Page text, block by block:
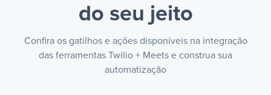
do seu jeito
Confira os gatilhos e ações disponíveis na integração
das ferramentas Twilio + Meets e construa sua
automatização